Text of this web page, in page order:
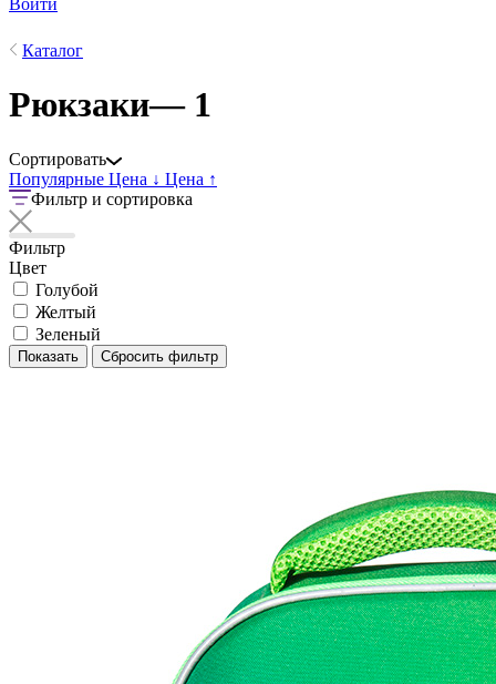
Войти
Каталог
Рюкзаки— 1
Сортировать
Популярные Цена ↓ Цена ↑
Фильтр и сортировка
Фильтр
Цвет
Голубой
Желтый
Зеленый